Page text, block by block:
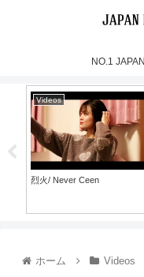
NO.1
Videos
烈火/ Never Ceen
ホーム Videos